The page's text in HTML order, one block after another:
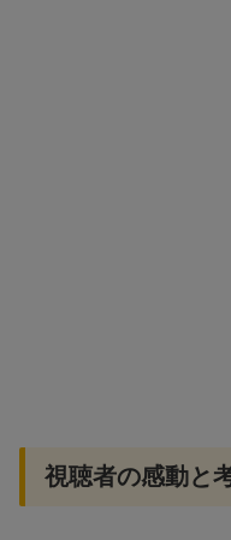
視聴者の感動と